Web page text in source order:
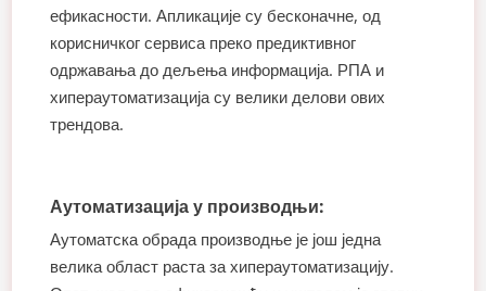
ефикасности. Апликације су бесконачне, од
корисничког сервиса преко предиктивног
одржавања до дељења информација. РПА и
хипераутоматизација су велики делови ових
трендова.
Аутоматизација у производњи:
Аутоматска обрада производње је још једна
велика област раста за хипераутоматизацију.